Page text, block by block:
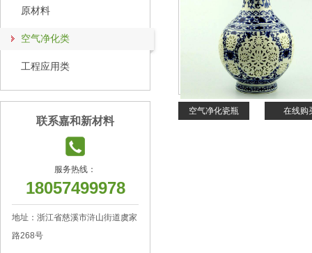
原材料
空气净化类
工程应用类
联系嘉和新材料
服务热线：
18057499978
地址：浙江省慈溪市浒山街道虞家
路268号
空气净化瓷瓶 在线购